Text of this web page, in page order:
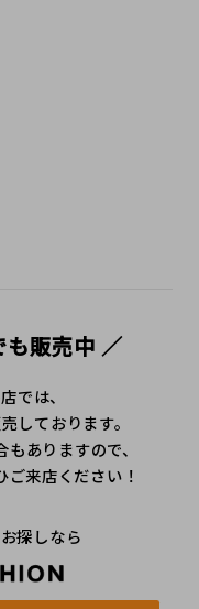
販売中 ／
では、
しております。
ありますので、
来店ください！
探しなら